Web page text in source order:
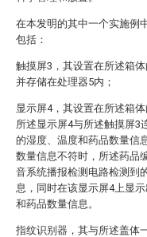
在本发明的其中一个实施例
包括：
触摸屏3，其设置在所述箱
并存储在处理器5内；
显示屏4，其设置在所述箱
所述显示屏4与所述触摸屏3
的湿度、温度和药品数量信
数量信息不符时，所述药品
音系统播报检测电路检测到
息，同时在该显示屏4上显
和药品数量信息。
指纹识别器，其与所述盖体